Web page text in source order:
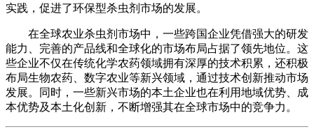
实践，促进了环保型杀虫剂市场的发展。
在全球农业杀虫剂市场中，一些跨国企业凭借强大的研发
能力、完善的产品线和全球化的市场布局占据了领先地位。这
些企业不仅在传统化学农药领域拥有深厚的技术积累，还积极
布局生物农药、数字农业等新兴领域，通过技术创新推动市场
发展。同时，一些新兴市场的本土企业也在利用地域优势、成
本优势及本土化创新，不断增强其在全球市场中的竞争力。